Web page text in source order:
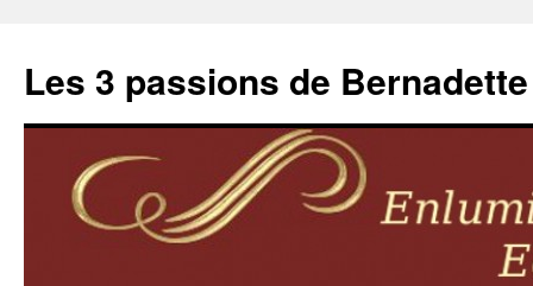
Les 3 passions de Bernadette